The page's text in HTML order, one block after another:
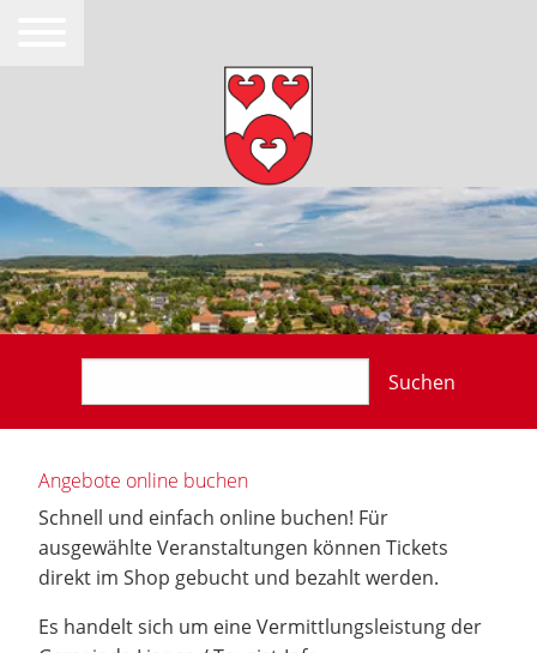
Suchen
Angebote online buchen
Schnell und einfach online buchen! Für
ausgewählte Veranstaltungen können Tickets
direkt im Shop gebucht und bezahlt werden.
Es handelt sich um eine Vermittlungsleistung der